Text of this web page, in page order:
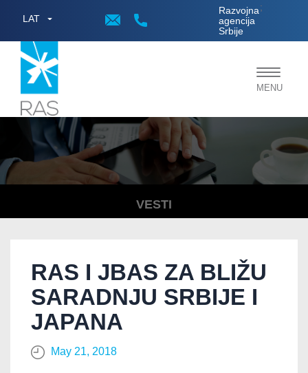
LAT
Razvojna
agencija
Srbije
;
Toggle
MENU
VESTI
RAS I JBAS ZA BLIŽU
SARADNJU SRBIJE I
JAPANA
May 21, 2018